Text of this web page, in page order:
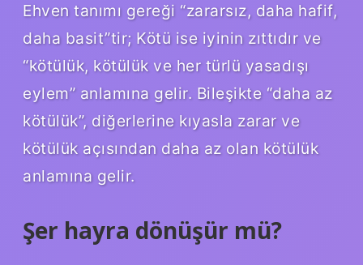
Ehven tanımı gereği “zararsız, daha hafif,
daha basit”tir; Kötü ise iyinin zıttıdır ve
“kötülük, kötülük ve her türlü yasadışı
eylem” anlamına gelir. Bileşikte “daha az
kötülük”, diğerlerine kıyasla zarar ve
kötülük açısından daha az olan kötülük
anlamına gelir.
Şer hayra dönüşür mü?